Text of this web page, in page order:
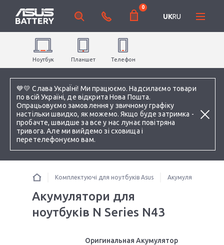
💙💛 Слава УкраЇні! Ми працюємо. Надсилаємо товари
по всій Україні, де відкрита Нова Пошта.
Опрацьовуємо замовлення у звичному графіку
настільки швидко, як можемо. Якщо буде затримка -
пробачте, швидше за все у нас лунає повітряна
тривога. Але ми вийдемо зі сховища і
перетелефонуємо вам.
0
UKRU
Ноутбук Планшет Телефон
Комплектуючі для ноутбуків Asus Акумулятори для
Акумулятори для
ноутбуків N Series N43
Оригинальная Акумулятор